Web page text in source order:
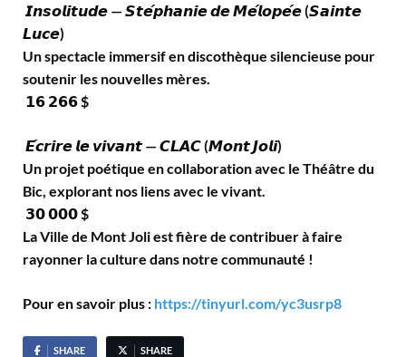
𝙄𝙣𝙨𝙤𝙡𝙞𝙩𝙪𝙙𝙚 — 𝙎𝙩𝙚́𝙥𝙝𝙖𝙣𝙞𝙚 𝙙𝙚 𝙈𝙚́𝙡𝙤𝙥𝙚́𝙚 (𝙎𝙖𝙞𝙣𝙩𝙚
𝙇𝙪𝙘𝙚)
Un spectacle immersif en discothèque silencieuse pour
soutenir les nouvelles mères.
𝟭𝟲 𝟮𝟲𝟲 $
𝙀́𝙘𝙧𝙞𝙧𝙚 𝙡𝙚 𝙫𝙞𝙫𝙖𝙣𝙩 — 𝘾𝙇𝘼𝘾 (𝙈𝙤𝙣𝙩 𝙅𝙤𝙡𝙞)
Un projet poétique en collaboration avec le Théâtre du
Bic, explorant nos liens avec le vivant.
𝟯𝟬 𝟬𝟬𝟬 $
La Ville de Mont Joli est fière de contribuer à faire
rayonner la culture dans notre communauté !
Pour en savoir plus : https://tinyurl.com/yc3usrp8
SHARE SHARE